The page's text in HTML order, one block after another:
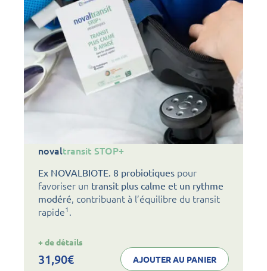
novaltransit STOP+
Ex NOVALBIOTE. 8 probiotiques pour
favoriser un transit plus calme et un rythme
modéré, contribuant à l’équilibre du transit
rapide1.
+ de détails
transit
31,90€ AJOUTER AU PANIER